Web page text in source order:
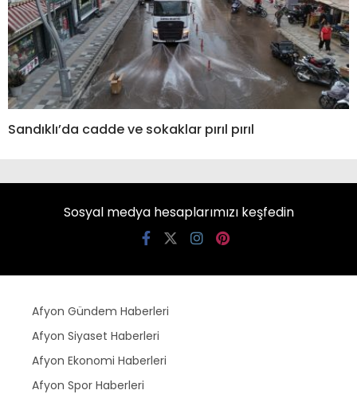
Sandıklı’da cadde ve sokaklar pırıl pırıl
Sosyal medya hesaplarımızı keşfedin
Afyon Gündem Haberleri
Afyon Siyaset Haberleri
Afyon Ekonomi Haberleri
Afyon Spor Haberleri